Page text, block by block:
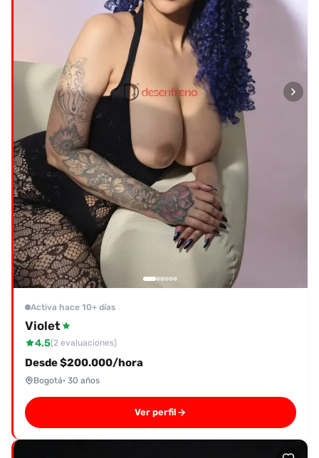
Activa hace 10+ días
Violet
4.5(2 evaluaciones)
Desde $200.000/hora
Bogotá· 30 años
Ver perfil